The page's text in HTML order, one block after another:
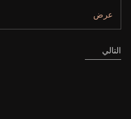
عرض
التالي